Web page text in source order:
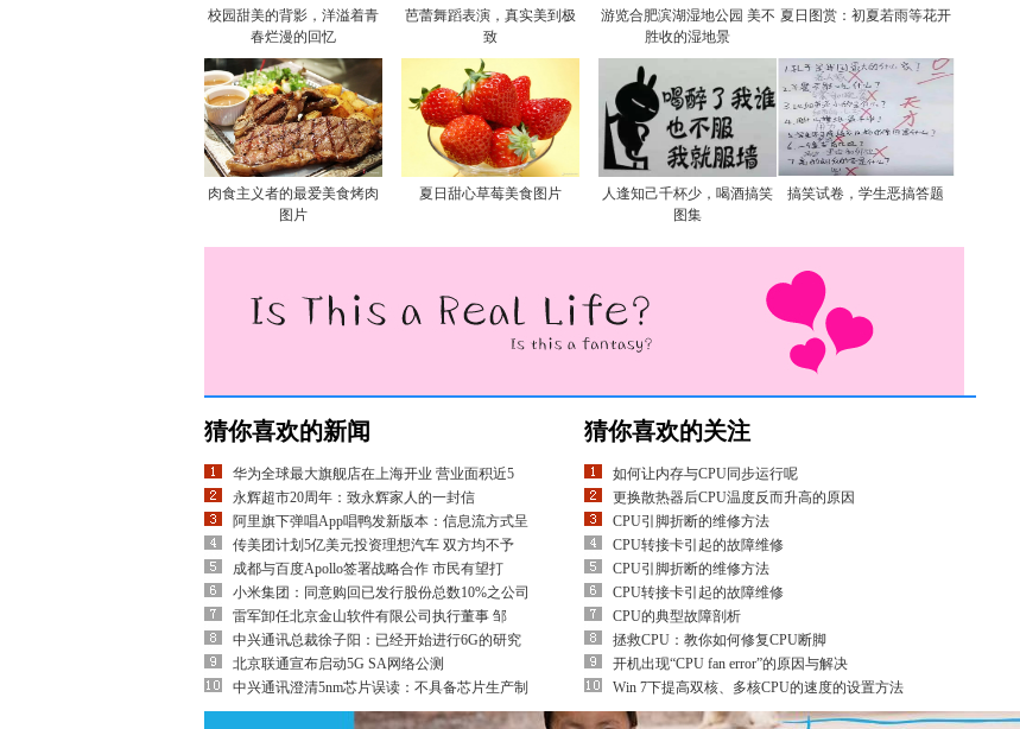
校园甜美的背影，洋溢着青
春烂漫的回忆
芭蕾舞蹈表演，真实美到极
致
游览合肥滨湖湿地公园 美不
胜收的湿地景
夏日图赏：初夏若雨等花开
肉食主义者的最爱美食烤肉
图片
夏日甜心草莓美食图片
人逢知己千杯少，喝酒搞笑
图集
搞笑试卷，学生恶搞答题
猜你喜欢的新闻
华为全球最大旗舰店在上海开业 营业面积近5
永辉超市20周年：致永辉家人的一封信
阿里旗下弹唱App唱鸭发新版本：信息流方式呈
传美团计划5亿美元投资理想汽车 双方均不予
成都与百度Apollo签署战略合作 市民有望打
小米集团：同意购回已发行股份总数10%之公司
雷军卸任北京金山软件有限公司执行董事 邹
中兴通讯总裁徐子阳：已经开始进行6G的研究
北京联通宣布启动5G SA网络公测
中兴通讯澄清5nm芯片误读：不具备芯片生产制
猜你喜欢的关注
如何让内存与CPU同步运行呢
更换散热器后CPU温度反而升高的原因
CPU引脚折断的维修方法
CPU转接卡引起的故障维修
CPU引脚折断的维修方法
CPU转接卡引起的故障维修
CPU的典型故障剖析
拯救CPU：教你如何修复CPU断脚
开机出现“CPU fan error”的原因与解决
Win 7下提高双核、多核CPU的速度的设置方法